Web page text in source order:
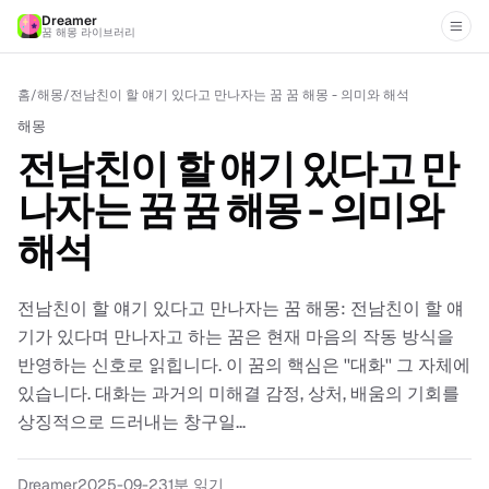
Dreamer
꿈 해몽 라이브러리
홈/해몽/전남친이 할 얘기 있다고 만나자는 꿈 꿈 해몽 - 의미와 해석
해몽
전남친이 할 얘기 있다고 만
나자는 꿈 꿈 해몽 - 의미와
해석
전남친이 할 얘기 있다고 만나자는 꿈 해몽: 전남친이 할 얘
기가 있다며 만나자고 하는 꿈은 현재 마음의 작동 방식을
반영하는 신호로 읽힙니다. 이 꿈의 핵심은 ''대화'' 그 자체에
있습니다. 대화는 과거의 미해결 감정, 상처, 배움의 기회를
상징적으로 드러내는 창구일...
Dreamer2025-09-231분 읽기